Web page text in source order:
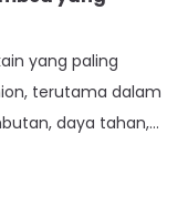
yang paling
terutama dalam
daya tahan,
semakin populer